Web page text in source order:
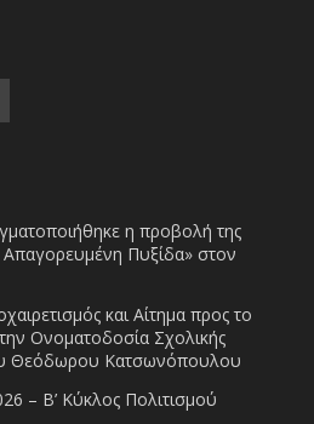
η προβολή της
Απαγορευμένη Πυξίδα» στον
και Αίτημα προς το
Ονοματοδοσία Σχολικής
Θεόδωρου Κατσωνόπουλου
– Β’ Κύκλος Πολιτισμού